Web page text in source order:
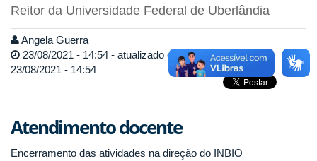
Reitor da Universidade Federal de Uberlândia
Angela Guerra
23/08/2021 - 14:54 - atualizado em
23/08/2021 - 14:54
Atendimento docente
Encerramento das atividades na direção do INBIO